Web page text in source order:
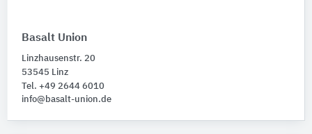
Basalt Union
Linzhausenstr. 20
53545 Linz
Tel. +49 2644 6010
info@basalt-union.de